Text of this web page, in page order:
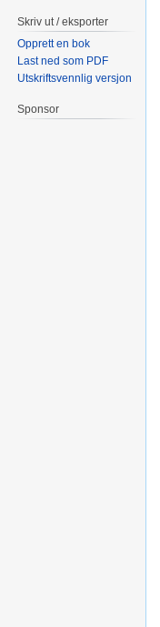
Skriv ut / eksporter
Opprett en bok
Last ned som PDF
Utskriftsvennlig versjon
Sponsor